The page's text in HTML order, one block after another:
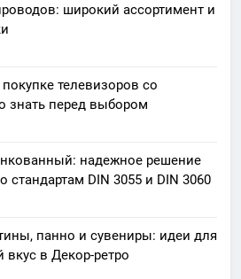
широкий ассортимент и
телевизоров со
знать перед выбором
надежное решение
DIN 3055 и DIN 3060
панно и сувениры: идеи для
в Декор-ретро